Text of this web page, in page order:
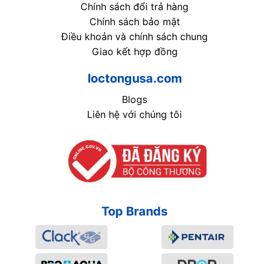
Chính sách đổi trả hàng
Chính sách bảo mật
Điều khoản và chính sách chung
Giao kết hợp đồng
loctongusa.com
Blogs
Liên hệ với chúng tôi
Top Brands